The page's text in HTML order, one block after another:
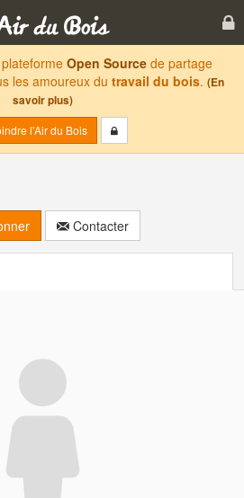
Open Sourcede partage
les amoureux du travail du bois. (En
savoir plus)
l'Air du Bois
Contacter